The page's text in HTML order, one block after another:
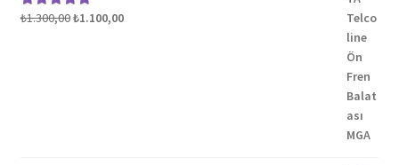
5 üzerinden
₺1.300,00Orijinal
₺1.100,00Şu